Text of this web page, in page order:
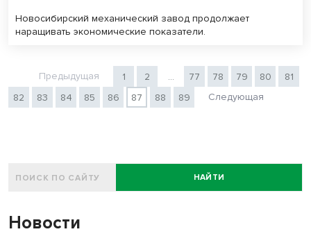
Новосибирский механический завод продолжает
наращивать экономические показатели.
Предыдущая 1 2 ... 77 78 79 80
81
82
83 84 85 86 87 88 89 Следующая
НАЙТИ
Новости